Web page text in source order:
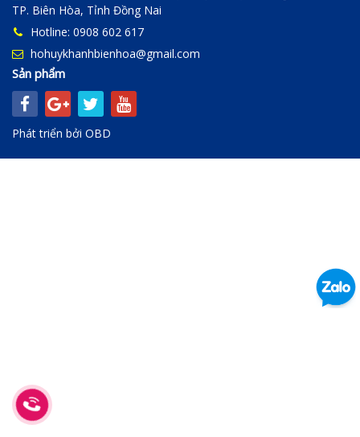
TP. Biên Hòa, Tỉnh Đồng Nai
Hotline: 0908 602 617
hohuykhanhbienhoa@gmail.com
Sản phẩm
Phát triển bởi OBD